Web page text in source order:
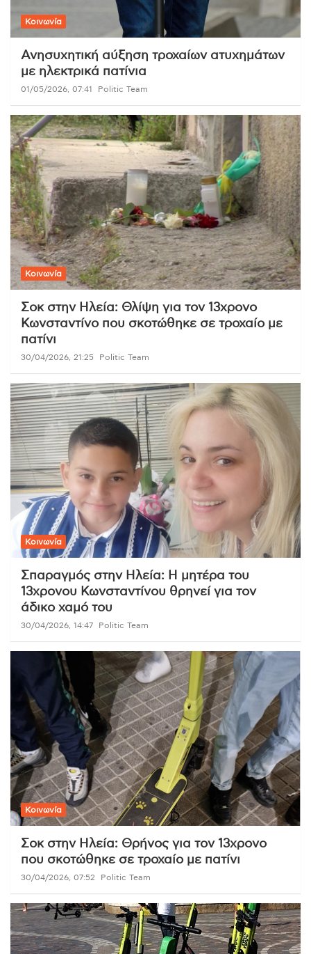
Κοινωνία
Ανησυχητική αύξηση τροχαίων ατυχημάτων
με ηλεκτρικά πατίνια
01/05/2026, 07:41 Politic Team
Κοινωνία
Σοκ στην Ηλεία: Θλίψη για τον 13χρονο
Κωνσταντίνο που σκοτώθηκε σε τροχαίο με
πατίνι
30/04/2026, 21:25 Politic Team
Κοινωνία
Σπαραγμός στην Ηλεία: Η μητέρα του
13χρονου Κωνσταντίνου θρηνεί για τον
άδικο χαμό του
30/04/2026, 14:47 Politic Team
Κοινωνία
Σοκ στην Ηλεία: Θρήνος για τον 13χρονο
που σκοτώθηκε σε τροχαίο με πατίνι
30/04/2026, 07:52 Politic Team